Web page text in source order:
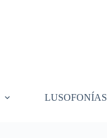
LUSOFONÍAS